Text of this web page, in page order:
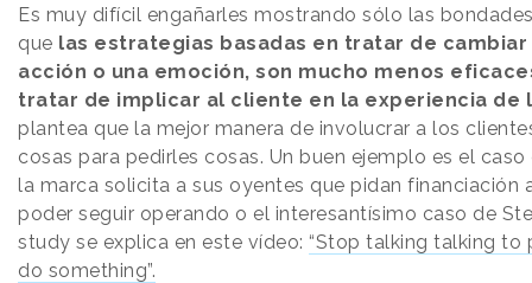
Es muy difícil engañarles mostrando sólo las
que las estrategias basadas en tratar de cambiar
acción o una emoción, son mucho menos
tratar de implicar al cliente en la experiencia de
plantea que la mejor manera de involucrar a los
cosas para pedirles cosas. Un buen ejemplo es el
la marca solicita a sus oyentes que pidan financiación
poder seguir operando o el interesantísimo caso de
study se explica en este vídeo: “Stop talking talking to
do something”.